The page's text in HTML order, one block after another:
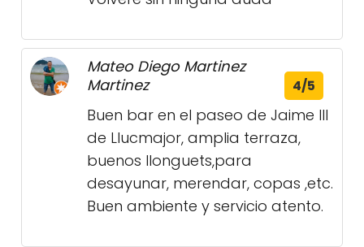
Mateo Diego Martinez
Martinez
4/5
Buen bar en el paseo de Jaime lll
de Llucmajor, amplia terraza,
buenos llonguets,para
desayunar, merendar, copas ,etc.
Buen ambiente y servicio atento.